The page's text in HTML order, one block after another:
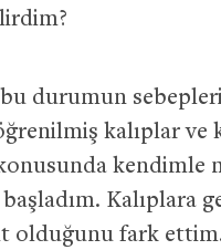
durumun
kalıplar ve
kendimle
başladım. Kalıplara
olduğunu fark